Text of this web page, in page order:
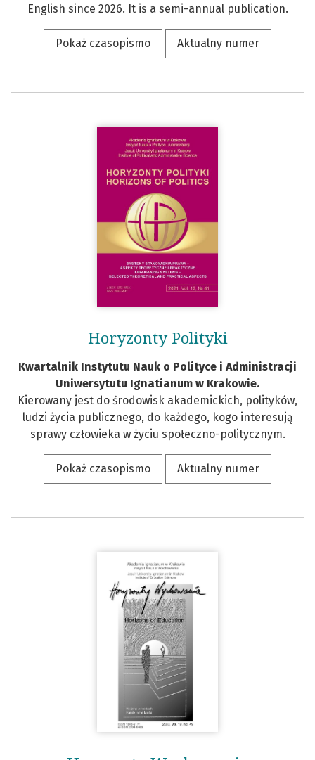
English since 2026. It is a semi-annual publication.
Pokaż czasopismo Aktualny numer
Horyzonty Polityki
Kwartalnik Instytutu Nauk o Polityce i Administracji
Uniwersytutu Ignatianum w Krakowie.
Kierowany jest do środowisk akademickich, polityków,
ludzi życia publicznego, do każdego, kogo interesują
sprawy człowieka w życiu społeczno-politycznym.
Pokaż czasopismo Aktualny numer